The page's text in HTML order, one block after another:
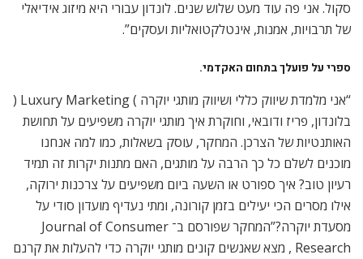
סקול. אני פה עוד מעט שלוש שנים. לונדון עבורי היא מיזוג אידיאלי
של תרבויות, אמנות, אינטלקטואליות ועסקים”.
ספרי על פועלך בתחום האקדמי.
“אני מלמדת שיווק כללי ושיווק מותגי יוקרה ) Luxury Marketing (
בלונדון, פריז ודובאי, וחוקרת איך מותגי יוקרה משפיעים על תחושת
האותנטיות של הצרכן. המחקר, עוסק בשאלות, כמו למה אנחנו
מוכנים לשלם כל כך הרבה על מותגים, האם מתנות יקרות זה תמיד
רעיון טוב? איך ספורט או השעה ביום משפיעים על צרכנות ירוקה,
אילו מסרים הכי יעילים בזמן קורונה, ומתי נעדיף מועדון סודי על
מסעדת יוקרה?”המחקר שפורסם ב־ Journal of Consumer
Research , מצא שאנשים קונים מותגי יוקרה כדי להעלות את קרנם